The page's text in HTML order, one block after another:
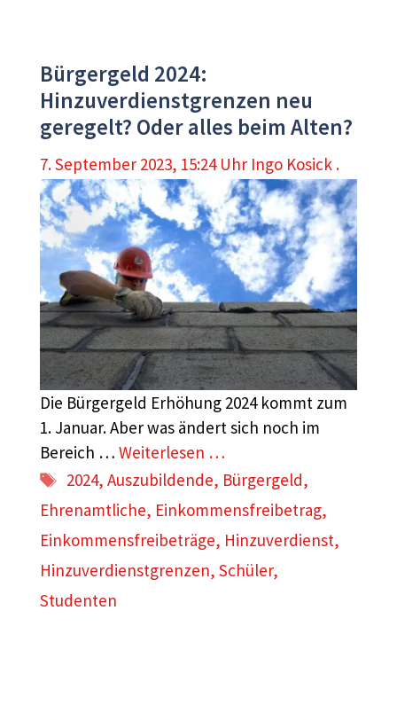
Bürgergeld 2024:
Hinzuverdienstgrenzen neu
geregelt? Oder alles beim Alten?
7. September 2023, 15:24 Uhr Ingo Kosick .
Die Bürgergeld Erhöhung 2024 kommt zum
1. Januar. Aber was ändert sich noch im
Bereich … Weiterlesen …
Schlagwörter
2024,Auszubildende, Bürgergeld,
Ehrenamtliche, Einkommensfreibetrag,
Einkommensfreibeträge, Hinzuverdienst,
Hinzuverdienstgrenzen, Schüler,
Studenten